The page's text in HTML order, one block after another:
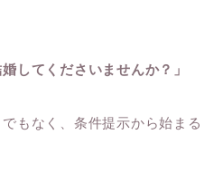
してくださいませんか？」
もなく、条件提示から始まる